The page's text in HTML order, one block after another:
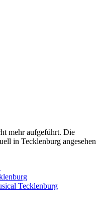
mehr aufgeführt. Die
in Tecklenburg angesehen
Tecklenburg